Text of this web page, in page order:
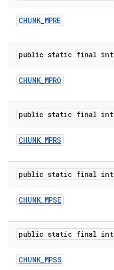
CHUNK_MPRE
public static final int
CHUNK_MPRQ
public static final int
CHUNK_MPRS
public static final int
CHUNK_MPSE
public static final int
CHUNK_MPSS